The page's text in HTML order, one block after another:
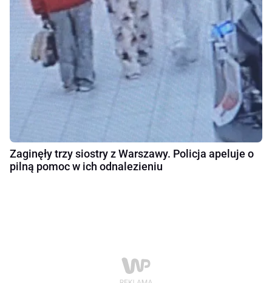
Zaginęły trzy siostry z Warszawy. Policja apeluje o
pilną pomoc w ich odnalezieniu